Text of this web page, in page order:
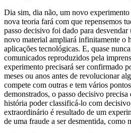
Dia sim, dia não, um novo
nova teoria fará com que repensemos
passo decisivo foi dado para
novo material ampliará infinitamente o
aplicações tecnológicas. E, quase
comunicados reproduzidos pela
experimento precisará ser confirmado
meses ou anos antes de revolucionar
compete com outras e tem vários
demonstrados, o passo decisivo precisa
história poder classificá-lo com
extraordinário é resultado de um
de uma fraude a ser desmentida, como